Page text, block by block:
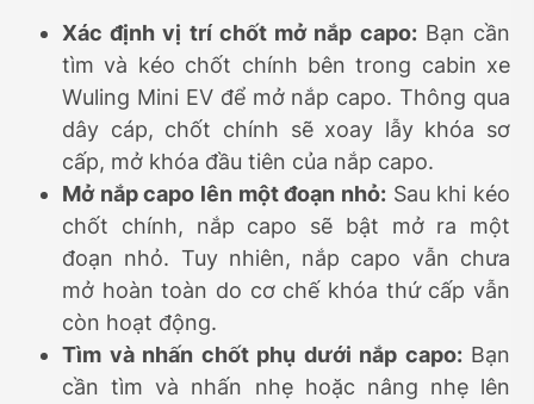
Xác định vị trí chốt mở nắp capo:Bạn cần
tìm và kéo chốt chính bên trong cabin xe
Wuling Mini EV để mở nắp capo. Thông qua
dây cáp, chốt chính sẽ xoay lẫy khóa sơ
cấp, mở khóa đầu tiên của nắp capo.
Mở nắp capo lên một đoạn nhỏ: Sau khi kéo
chốt chính, nắp capo sẽ bật mở ra một
đoạn nhỏ. Tuy nhiên, nắp capo vẫn chưa
mở hoàn toàn do cơ chế khóa thứ cấp vẫn
còn hoạt động.
Tìm và nhấn chốt phụ dưới nắp capo:Bạn
cần tìm và nhấn nhẹ hoặc nâng nhẹ lên